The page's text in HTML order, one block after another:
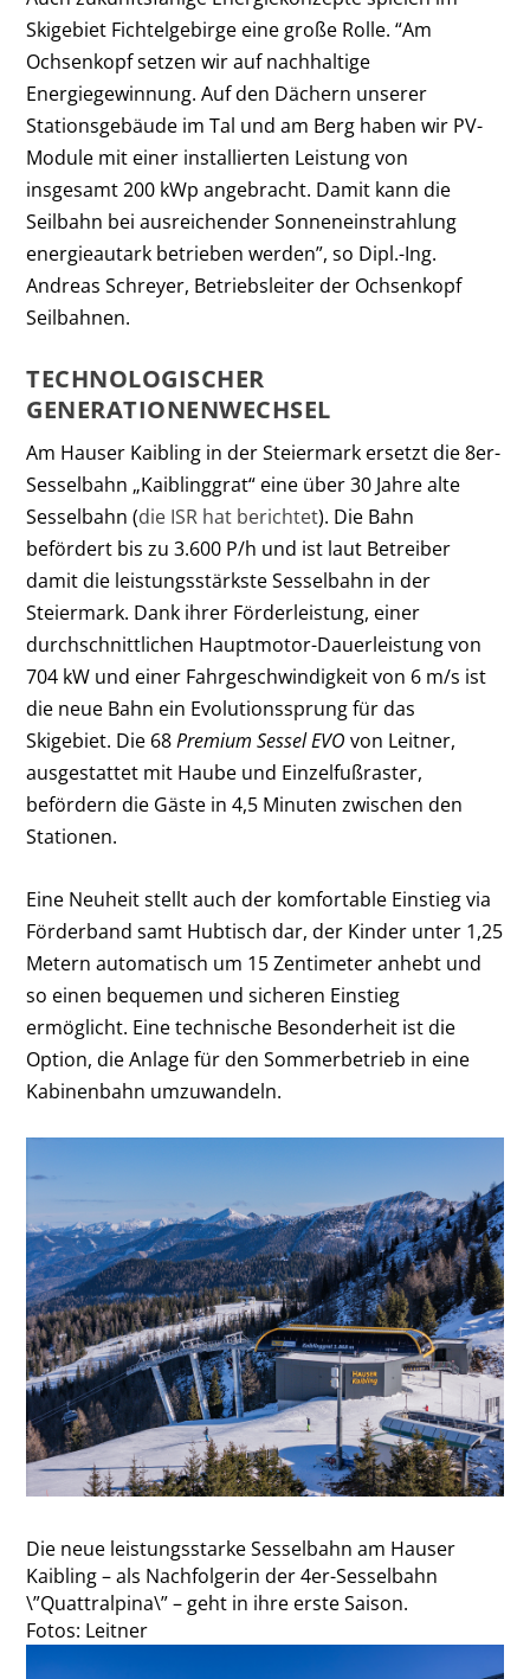
Skigebiet Fichtelgebirge eine große Rolle. “Am
Ochsenkopf setzen wir auf nachhaltige
Energiegewinnung. Auf den Dächern unserer
Stationsgebäude im Tal und am Berg haben wir PV-
Module mit einer installierten Leistung von
insgesamt 200 kWp angebracht. Damit kann die
Seilbahn bei ausreichender Sonneneinstrahlung
energieautark betrieben werden”, so Dipl.-Ing.
Andreas Schreyer, Betriebsleiter der Ochsenkopf
Seilbahnen.
TECHNOLOGISCHER
GENERATIONENWECHSEL
Am Hauser Kaibling in der Steiermark ersetzt die 8er-
Sesselbahn „Kaiblinggrat“ eine über 30 Jahre alte
Sesselbahn (die ISR hat berichtet). Die Bahn
befördert bis zu 3.600 P/h und ist laut Betreiber
damit die leistungsstärkste Sesselbahn in der
Steiermark. Dank ihrer Förderleistung, einer
durchschnittlichen Hauptmotor-Dauerleistung von
704 kW und einer Fahrgeschwindigkeit von 6 m/s ist
die neue Bahn ein Evolutionssprung für das
Skigebiet. Die 68Premium Sessel EVO von Leitner,
ausgestattet mit Haube und Einzelfußraster,
befördern die Gäste in 4,5 Minuten zwischen den
Stationen.
Eine Neuheit stellt auch der komfortable Einstieg via
Förderband samt Hubtisch dar, der Kinder unter 1,25
Metern automatisch um 15 Zentimeter anhebt und
so einen bequemen und sicheren Einstieg
ermöglicht. Eine technische Besonderheit ist die
Option, die Anlage für den Sommerbetrieb in eine
Kabinenbahn umzuwandeln.
Die neue leistungsstarke Sesselbahn am Hauser
Kaibling – als Nachfolgerin der 4er-Sesselbahn
\”Quattralpina\” – geht in ihre erste Saison.
Fotos: Leitner